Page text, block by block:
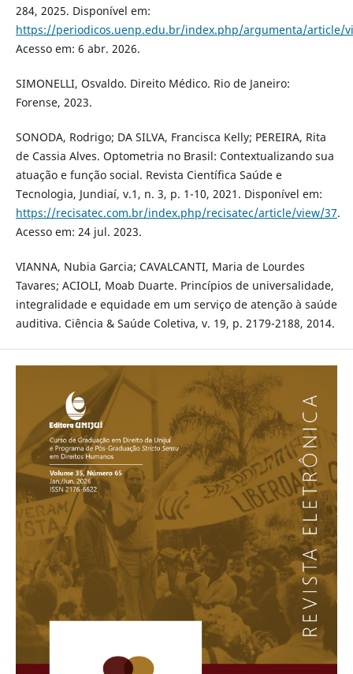
284, 2025. Disponível em:
https://periodicos.uenp.edu.br/index.php/argumenta/article/
Acesso em: 6 abr. 2026.
SIMONELLI, Osvaldo. Direito Médico. Rio de Janeiro:
Forense, 2023.
SONODA, Rodrigo; DA SILVA, Francisca Kelly; PEREIRA, Rita
de Cassia Alves. Optometria no Brasil: Contextualizando sua
atuação e função social. Revista Científica Saúde e
Tecnologia, Jundiaí, v.1, n. 3, p. 1-10, 2021. Disponível em:
https://recisatec.com.br/index.php/recisatec/article/view/37.
Acesso em: 24 jul. 2023.
VIANNA, Nubia Garcia; CAVALCANTI, Maria de Lourdes
Tavares; ACIOLI, Moab Duarte. Princípios de universalidade,
integralidade e equidade em um serviço de atenção à saúde
auditiva. Ciência & Saúde Coletiva, v. 19, p. 2179-2188, 2014.